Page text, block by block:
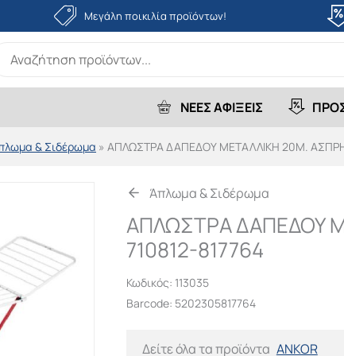
Μεγάλη ποικιλία προϊόντων!
ΝΕΕΣ ΑΦΙΞΕΙΣ
& Σιδέρωμα » ΑΠΛΩΣΤΡΑ ΔΑΠΕΔΟΥ ΜΕΤΑΛΛΙΚΗ 20Μ.
Άπλωμα & Σιδέρωμα
ΑΠΛΩΣΤΡΑ ΔΑΠΕΔΟΥ
710812-817764
Κωδικός: 113035
Barcode: 5202305817764
Δείτε όλα τα προϊόντα ANKOR